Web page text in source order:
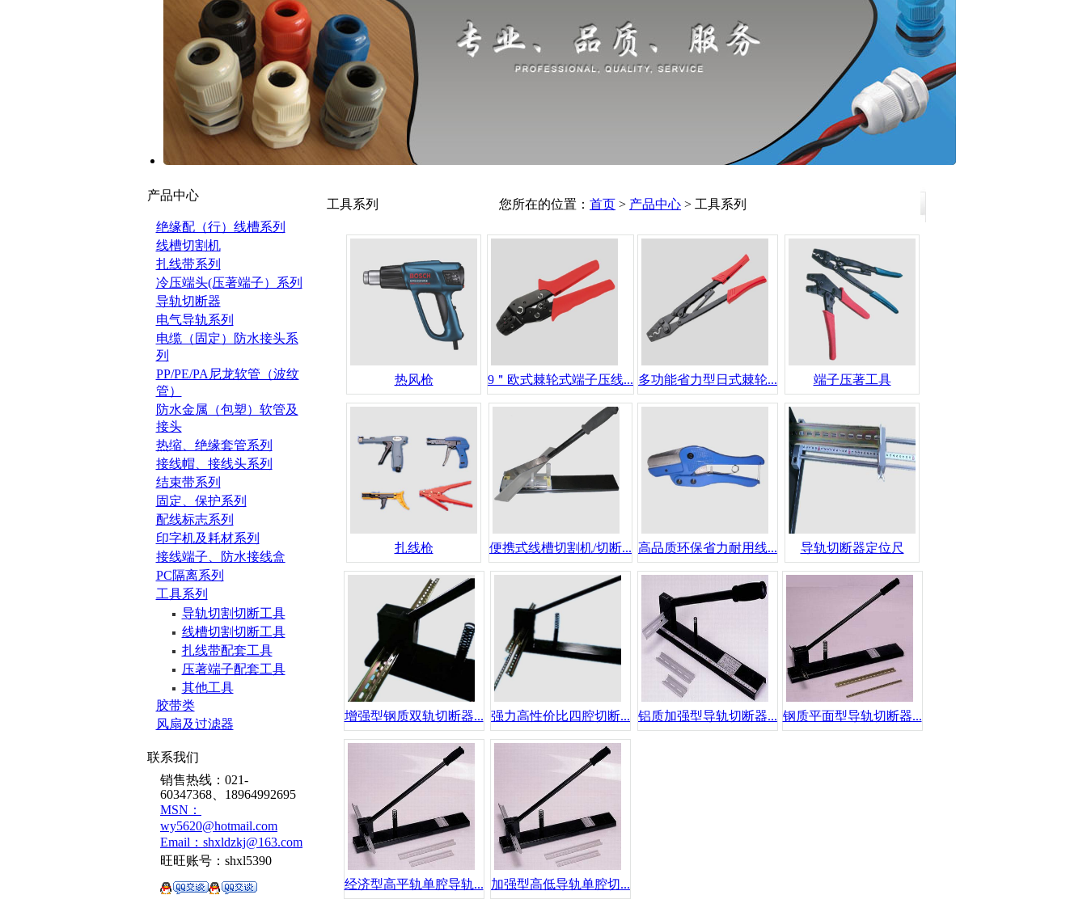
产品中心
绝缘配（行）线槽系列
线槽切割机
扎线带系列
冷压端头(压著端子）系列
导轨切断器
电气导轨系列
电缆（固定）防水接头系
列
PP/PE/PA尼龙软管（波纹
管）
防水金属（包塑）软管及
接头
热缩、绝缘套管系列
接线帽、接线头系列
结束带系列
固定、保护系列
配线标志系列
印字机及耗材系列
接线端子、防水接线盒
PC隔离系列
工具系列
导轨切割切断工具
线槽切割切断工具
扎线带配套工具
压著端子配套工具
其他工具
胶带类
风扇及过滤器
联系我们
销售热线：021-
60347368、18964992695
MSN：
wy5620@hotmail.com
Email：shxldzkj@163.com
旺旺账号：shxl5390
工具系列 您所在的位置： 首页 > 产品中心 > 工具系列
热风枪 9＂欧式棘轮式端子压线... 多功能省力型日式棘轮... 端子压著工具
扎线枪 便携式线槽切割机/切断... 高品质环保省力耐用线... 导轨切断器定位尺
增强型钢质双轨切断器... 强力高性价比四腔切断... 铝质加强型导轨切断器... 钢质平面型导轨切断器...
经济型高平轨单腔导轨... 加强型高低导轨单腔切...